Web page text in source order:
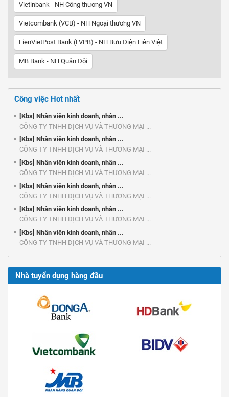
Vietinbank - NH Công thương VN
Vietcombank (VCB) - NH Ngoại thương VN
LienVietPost Bank (LVPB) - NH Bưu Điện Liên Việt
MB Bank - NH Quân Đội
Công việc Hot nhất
[Kbs] Nhân viên kinh doanh, nhân ...
CÔNG TY TNHH DỊCH VỤ VÀ THƯƠNG MẠI ...
[Kbs] Nhân viên kinh doanh, nhân ...
CÔNG TY TNHH DỊCH VỤ VÀ THƯƠNG MẠI ...
[Kbs] Nhân viên kinh doanh, nhân ...
CÔNG TY TNHH DỊCH VỤ VÀ THƯƠNG MẠI ...
[Kbs] Nhân viên kinh doanh, nhân ...
CÔNG TY TNHH DỊCH VỤ VÀ THƯƠNG MẠI ...
[Kbs] Nhân viên kinh doanh, nhân ...
CÔNG TY TNHH DỊCH VỤ VÀ THƯƠNG MẠI ...
[Kbs] Nhân viên kinh doanh, nhân ...
CÔNG TY TNHH DỊCH VỤ VÀ THƯƠNG MẠI ...
Nhà tuyển dụng hàng đầu